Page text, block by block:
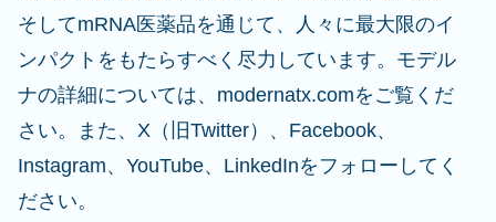
そしてmRNA医薬品を通じて、人々に最大限のイ
ンパクトをもたらすべく尽力しています。モデル
ナの詳細については、modernatx.comをご覧くだ
さい。また、X（旧Twitter）、Facebook、
Instagram、YouTube、LinkedInをフォローしてく
ださい。